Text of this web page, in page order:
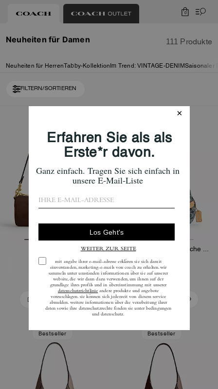
0
Neuheiten für Damen 111 Produkte
Neuheiten für HerrenTabby-Kollektion Im Trend: VINTAGE-DENIMSaisonaler
FILTERN/SORTIEREN
225 €
In Den Warenkorb
350 €
In Den Warenkorb
Bestseller Bestseller